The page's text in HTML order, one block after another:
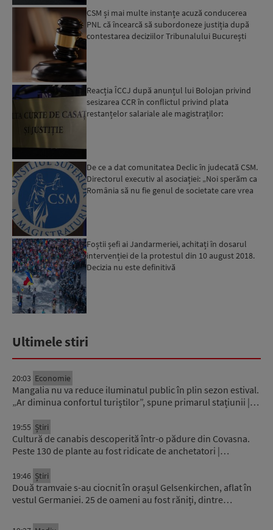
CSM și mai multe instanțe acuză conducerea
PNL că încearcă să subordoneze justiția după
contestarea deciziilor Tribunalului București
Reacția ÎCCJ după anunțul lui Bolojan privind
sesizarea CCR în conflictul privind plata
restanțelor salariale ale magistraților:
De ce a dat comunitatea Declic în judecată CSM.
Directorul executiv al asociației: „Noi sperăm ca
România să nu fie genul de societate care vrea
Foștii șefi ai Jandarmeriei, achitați în dosarul
intervenției de la protestul din 10 august 2018.
Decizia nu este definitivă
Ultimele stiri
20:03 Economie
Mangalia nu va reduce iluminatul public în plin sezon estival.
„Ar diminua confortul turiștilor”, spune primarul stațiunii |…
19:55 Știri
Cultură de canabis descoperită într-o pădure din Covasna.
Peste 130 de plante au fost ridicate de anchetatori |…
19:46 Știri
Două tramvaie s-au ciocnit în orașul Gelsenkirchen, aflat în
vestul Germaniei. 25 de oameni au fost răniți, dintre…